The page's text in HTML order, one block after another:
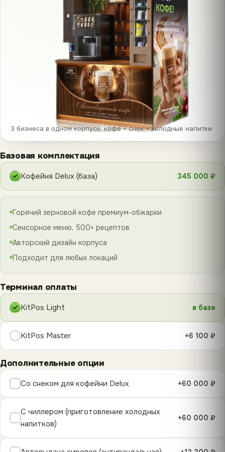
3 бизнеса в одном корпусе: кофе + снек + холодные напитки
Базовая комплектация
Кофейня Delux (база) 345 000 ₽
Горячий зерновой кофе премиум-обжарки
Сенсорное меню, 500+ рецептов
Авторский дизайн корпуса
Подходит для любых локаций
Терминал оплаты
KitPos Light в базе
KitPos Master +6 100 ₽
Дополнительные опции
Со снеком для кофейни Delux +60 000 ₽
С чиллером (приготовление холодных
напитков)
+60 000 ₽